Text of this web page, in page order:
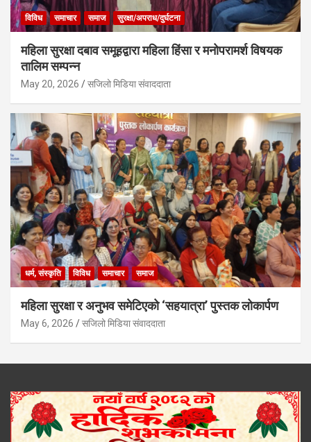
विविध समाचार समाज सुरक्षा/अपराध/दुर्घटना
महिला सुरक्षा दबाव समूहद्वारा महिला हिंसा र मनोपरामर्श विषयक
तालिम सम्पन्न
May 20, 2026 सजिलो मिडिया संवाददाता
धर्म, संस्कृति विविध समाचार समाज
महिला सुरक्षा र अनुभव समेटिएको ‘सहयात्रा’ पुस्तक लोकार्पण
May 6, 2026 सजिलो मिडिया संवाददाता